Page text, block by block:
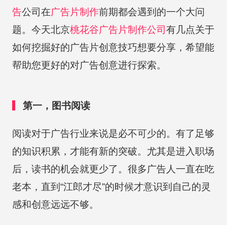
告公司在广告片制作前期都会遇到的一个大问
题。今天北京桃花谷广告片制作公司有几点关于
如何挖掘好的广告片创意技巧想要分享，希望能
帮助您更好的对广告创意进行探索。
第一，图书阅读
阅读对于广告行业来说是必不可少的。有了足够
的知识积累，才能有新的突破。尤其是进入职场
后，读书的机会就更少了。很多广告人一直在吃
老本，直到“江郎才尽”的时候才意识到自己的灵
感和创意远远不够。